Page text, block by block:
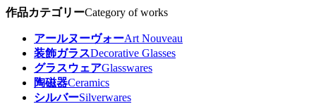
作品カテゴリーCategory of works
アールヌーヴォーArt Nouveau
装飾ガラスDecorative Glasses
グラスウェアGlasswares
陶磁器Ceramics
シルバーSilverwares